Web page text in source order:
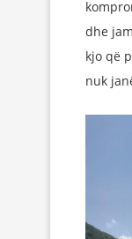
dhe
kjo që
nuk